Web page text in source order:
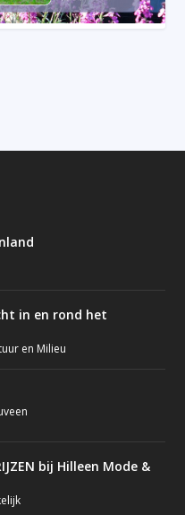
in en rond het
en Milieu
bij Hilleen Mode &